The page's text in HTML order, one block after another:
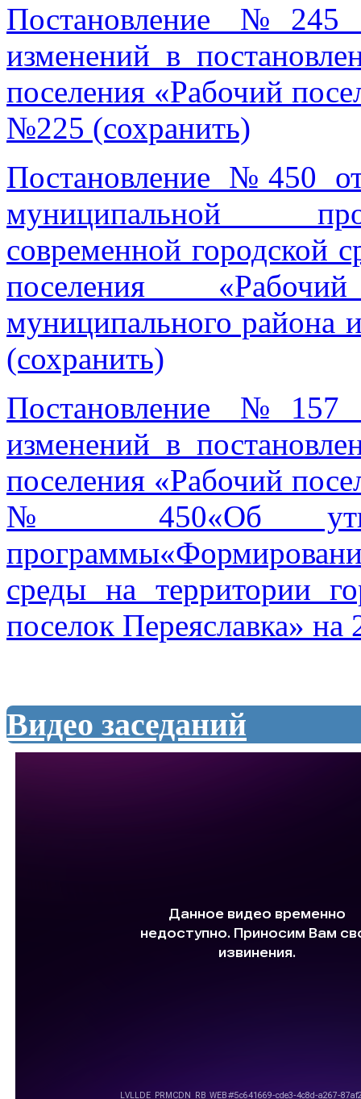
Постановление
изменений в
поселения «Рабочий
№225 (сохранить)
Постановление №450
муниципальной
современной городской
поселения
муниципального района
(сохранить)
Постановление
изменений в
поселения «Рабочий
№ 450«Об
среды на территории
поселок Переяславка»
Видео заседаний